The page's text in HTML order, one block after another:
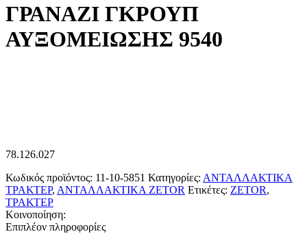
ΓΡΑΝΑΖΙ ΓΚΡΟΥΠ
ΑΥΞΟΜΕΙΩΣΗΣ 9540
78.126.027
Κωδικός προϊόντος: 11-10-5851 Κατηγορίες: ΑΝΤΑΛΛΑΚΤΙΚΑ
ΤΡΑΚΤΕΡ, ΑΝΤΑΛΛΑΚΤΙΚΑ ZETOR Ετικέτες: ZETOR,
ΤΡΑΚΤΕΡ
Κοινοποίηση:
Επιπλέον πληροφορίες